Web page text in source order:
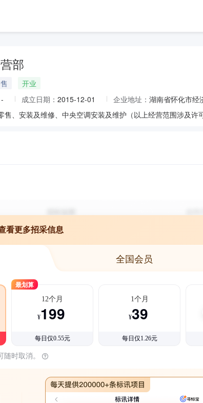
部
开业
- 成立日期： 2015-12-01 企业地址： 湖南省怀化市经
售、安装及维修、中央空调安装及维护（以上经营范围涉及许
看更多招采信息
全国会员
最划算
12个月
¥199
每日仅0.55元
1个月
¥39
每日仅1.26元
时取消。